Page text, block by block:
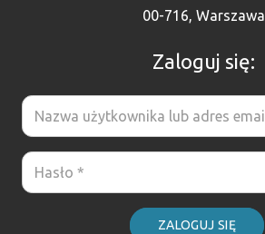
00-716, Warszawa
Zaloguj się:
ZALOGUJ SIĘ